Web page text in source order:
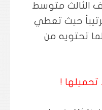
الثالث متوسط
حيث تعطي
تحتويه من
تحميلها !